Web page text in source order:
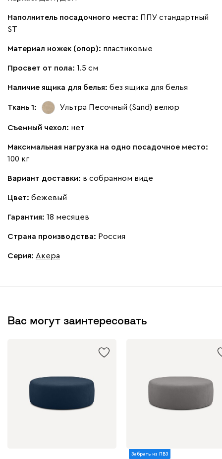
Наполнитель посадочного места: ППУ стандартный
ST
Материал ножек (опор): пластиковые
Просвет от пола: 1.5 см
Наличие ящика для белья: без ящика для белья
Ткань 1: Ультра Песочный (Sand) велюр
Съемный чехол: нет
Максимальная нагрузка на одно посадочное место:
100 кг
Вариант доставки: в собранном виде
Цвет: бежевый
Гарантия: 18 месяцев
Страна производства: Россия
Серия: Акера
Вас могут заинтересовать
Забрать из ПВЗ